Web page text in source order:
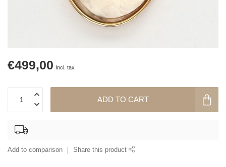
€499,00 Incl. tax
ADD TO CART
Add to comparison Share this product